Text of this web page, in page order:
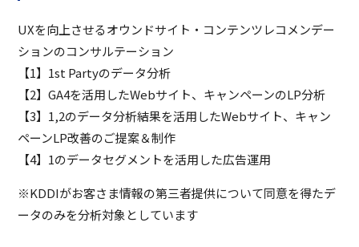
UXを向上させるオウンドサイト・コンテンツレコメンデー
ションのコンサルテーション
【1】1st Partyのデータ分析
【2】GA4を活用したWebサイト、キャンペーンのLP分析
【3】1,2のデータ分析結果を活用したWebサイト、キャン
ペーンLP改善のご提案＆制作
【4】1のデータセグメントを活用した広告運用
※KDDIがお客さま情報の第三者提供について同意を得たデ
ータのみを分析対象としています